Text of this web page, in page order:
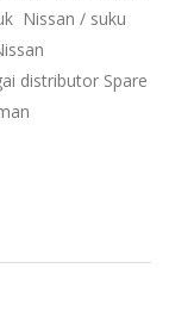
Nissan / suku
distributor Spare